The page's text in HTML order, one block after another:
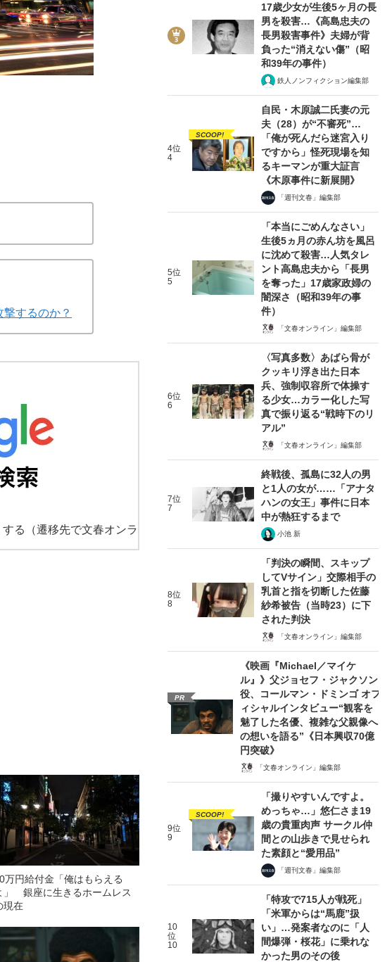
深刻な“西高東低現象” コロナ禍の
「感染は自業自得」「東京人はさっさと帰れ」日本人
“不景気に強い”はずが…東京の立ち食いそば「閉店ラ
ッターで非難され……銀座のバーオーナーたちが語る
するのか？
る
（遷移先で文春オンラ
万円給付金「俺はもらえる
」 銀座に生きるホームレス
現在
17歳少女が生後5ヶ月の長
男を殺害…《高島忠夫の
長男殺害事件》夫婦が背
負った“消えない傷”（昭
和39年の事件）
鉄人ノンフィクション編集部
4位
4
SCOOP!
自民・木原誠二氏妻の元
夫（28）が“不審死”…
「俺が死んだら迷宮入り
ですから」怪死現場を知
るキーマンが重大証言
《木原事件に新展開》
「週刊文春」編集部
5位
5
「本当にごめんなさい」
生後5ヵ月の赤ん坊を風呂
に沈めて殺害…人気タレ
ント高島忠夫から「長男
を奪った」17歳家政婦の
闇深さ（昭和39年の事
件）
「文春オンライン」編集部
6位
6
〈写真多数〉あばら骨が
クッキリ浮き出た日本
兵、強制収容所で体操す
る少女…カラー化した写
真で振り返る“戦時下のリ
アル”
「文春オンライン」編集部
7位
7
終戦後、孤島に32人の男
と1人の女が……「アナタ
ハンの女王」事件に日本
中が熱狂するまで
小池 新
8位
8
「判決の瞬間、スキップ
してVサイン」交際相手の
乳首と指を切断した佐藤
紗希被告（当時23）に下
された判決
「文春オンライン」編集部
PR
《映画『Michael／マイケ
ル』》父ジョセフ・ジャクソン
役、コールマン・ドミンゴ オフ
ィシャルインタビュー“観客を
魅了した名優、複雑な父親像へ
の想いを語る”《日本興収70億
円突破》
「文春オンライン」編集部
9位
9
SCOOP!
「撮りやすいんですよ。
めっちゃ…」悠仁さま19
歳の貴重肉声 サークル仲
間との山歩きで見せられ
た素顔と“愛用品”
「週刊文春」編集部
10
位
10
「特攻で715人が戦死」
「米軍からは“馬鹿”扱
い」…発案者なのに「人
間爆弾・桜花」に乗れな
かった男のその後